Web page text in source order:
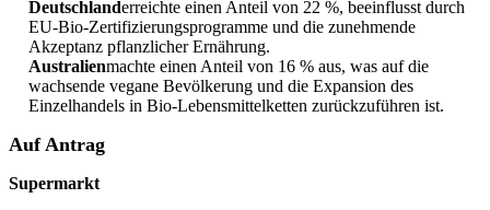
Deutschlanderreichte einen Anteil von 22 %, beeinflusst durch
EU-Bio-Zertifizierungsprogramme und die zunehmende
Akzeptanz pflanzlicher Ernährung.
Australienmachte einen Anteil von 16 % aus, was auf die
wachsende vegane Bevölkerung und die Expansion des
Einzelhandels in Bio-Lebensmittelketten zurückzuführen ist.
Auf Antrag
Supermarkt